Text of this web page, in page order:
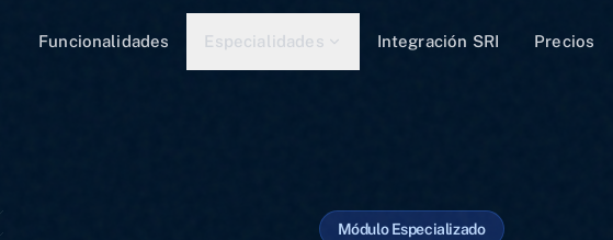
Funcionalidades Especialidades Integración SRI Precios
Módulo Especializado